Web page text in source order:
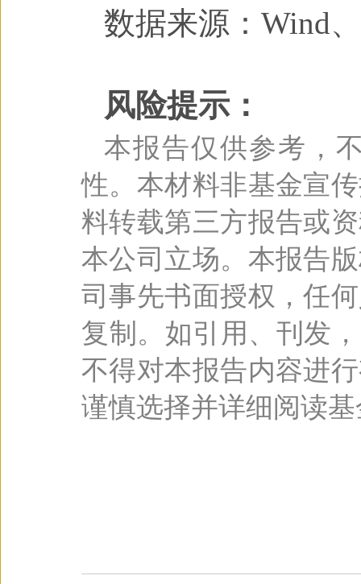
数据来源：Wind
风险提示：
本报告仅供参考，
性。本材料非基金宣
料转载第三方报告或
本公司立场。本报告
司事先书面授权，任
复制。如引用、刊发
不得对本报告内容进
谨慎选择并详细阅读